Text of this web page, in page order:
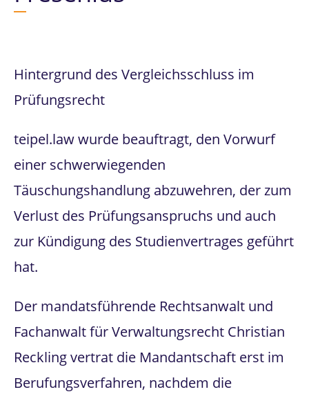
Hintergrund des Vergleichsschluss im
Prüfungsrecht
teipel.law wurde beauftragt, den Vorwurf
einer schwerwiegenden
Täuschungshandlung abzuwehren, der zum
Verlust des Prüfungsanspruchs und auch
zur Kündigung des Studienvertrages geführt
hat.
Der mandatsführende Rechtsanwalt und
Fachanwalt für Verwaltungsrecht Christian
Reckling vertrat die Mandantschaft erst im
Berufungsverfahren, nachdem die